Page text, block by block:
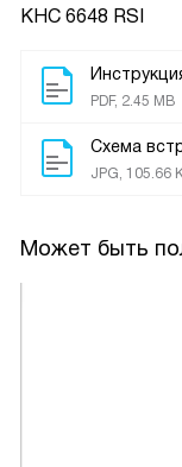
KHC 6648 RSI
PDF, 2.45 MB
Схема
JPG, 105.66
Может быть